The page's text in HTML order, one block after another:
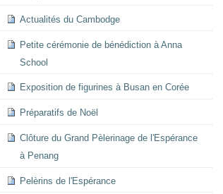
Actualités du Cambodge
Petite cérémonie de bénédiction à Anna
School
Exposition de figurines à Busan en Corée
Préparatifs de Noël
Clôture du Grand Pèlerinage de l'Espérance
à Penang
Pelèrins de l'Espérance